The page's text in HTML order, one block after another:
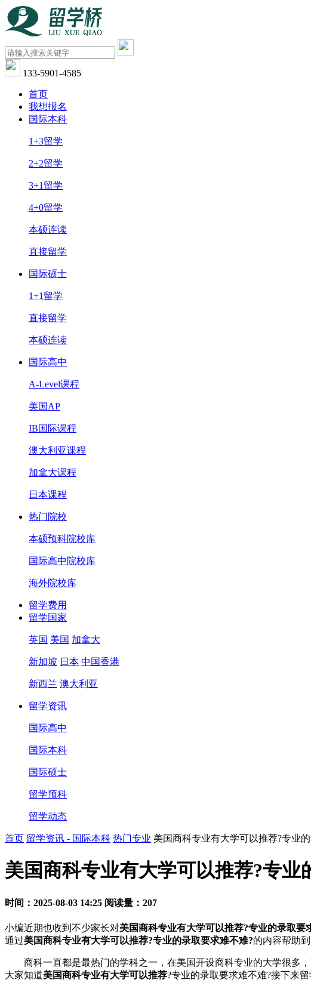
133-5901-4585
首页
我想报名
国际本科
1+3留学
2+2留学
3+1留学
4+0留学
本硕连读
直接留学
国际硕士
1+1留学
直接留学
本硕连读
国际高中
A-Level课程
美国AP
IB国际课程
澳大利亚课程
加拿大课程
日本课程
热门院校
本硕预科院校库
国际高中院校库
海外院校库
留学费用
留学国家
英国 美国 加拿大
新加坡 日本 中国香港
新西兰 澳大利亚
留学资讯
国际高中
国际本科
国际硕士
留学预科
留学动态
首页 留学资讯 - 国际本科 热门专业 美国商科专业有大学可以推荐?专业
美国商科专业有大学可以推荐?专业
时间：2025-08-03 14:25 阅读量：207
小编近期也收到不少家长对美国商科专业有大学可以推荐?专业的录取要
通过美国商科专业有大学可以推荐?专业的录取要求难不难?的内容帮助到
商科一直都是最热门的学科之一，在美国开设商科专业的大学很多，
大家知道美国商科专业有大学可以推荐?专业的录取要求难不难?接下来